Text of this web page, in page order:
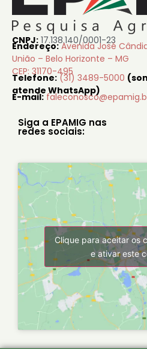
CNPJ: 17.138.140/0001-23
Endereço: Avenida José
União – Belo Horizonte – MG
CEP: 31170-495
Telefone: (31) 3489-5000
atende WhatsApp)
E-mail:
Siga a EPAMIG nas
redes sociais:
Clique para aceitar os
e ativar este